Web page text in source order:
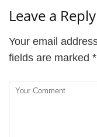
Leave a Reply
Your email
fields are marked *